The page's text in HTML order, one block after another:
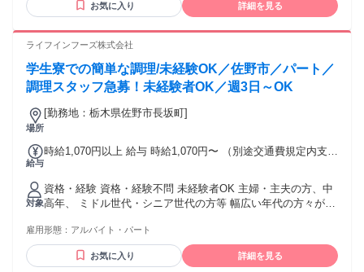
お気に入り 詳細を見る
ライフインフーズ株式会社
学生寮での簡単な調理/未経験OK／佐野市／パート／
調理スタッフ急募！未経験者OK／週3日～OK
場所
[勤務地：栃木県佐野市長坂町]
給与
時給1,070円以上 給与 時給1,070円〜 （別途交通費規定内支
対象
資格・経験 資格・経験不問 未経験者OK 主婦・主夫の方、中
高年、 ミドル世代・シニア世代の方等 幅広い年代の方々が活
雇用形態： アルバイト・パート
お気に入り 詳細を見る